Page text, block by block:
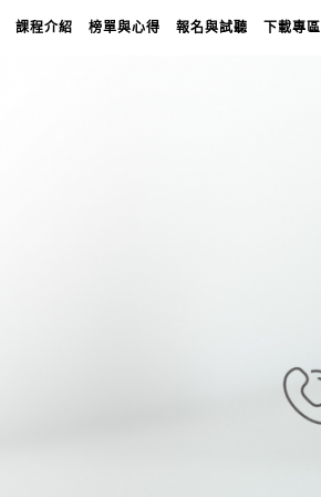
課程介紹 榜單與心得 報名與試聽 下載專區